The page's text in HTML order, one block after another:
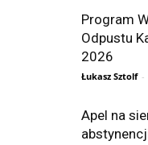
Program
Odpustu
2026
Łukasz Sztolf -
Apel na